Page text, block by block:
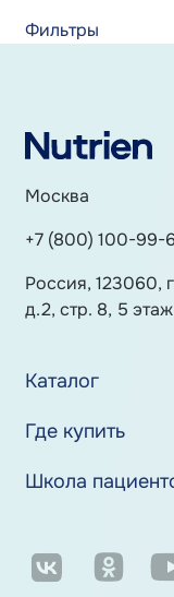
Фильтры
Москва
+7 (800) 100-99-
Россия, 123060,
д.2, стр. 8, 5 этаж
Каталог
Где купить
Школа